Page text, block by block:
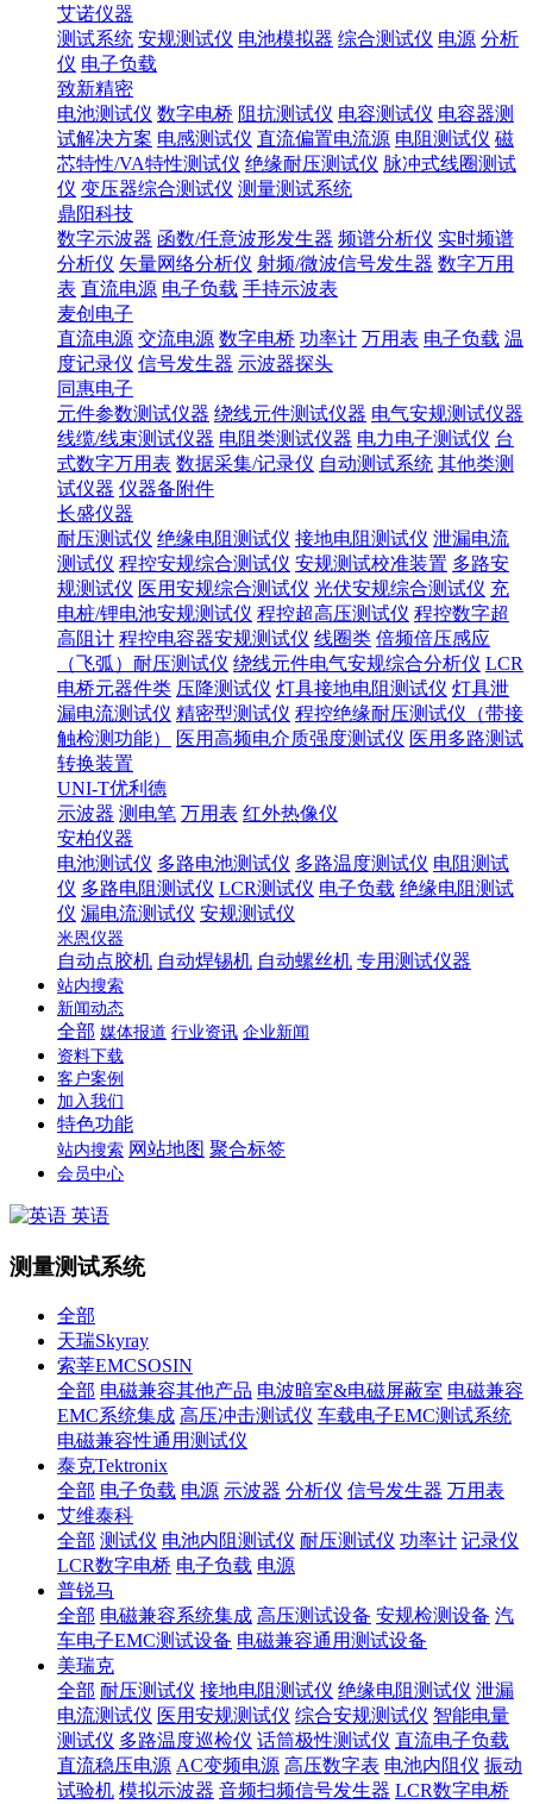
艾诺仪器
测试系统 安规测试仪 电池模拟器 综合测试仪 电源 分析
仪 电子负载
致新精密
电池测试仪 数字电桥 阻抗测试仪 电容测试仪 电容器测
试解决方案 电感测试仪 直流偏置电流源 电阻测试仪 磁
芯特性/VA特性测试仪 绝缘耐压测试仪 脉冲式线圈测试
仪 变压器综合测试仪 测量测试系统
鼎阳科技
数字示波器 函数/任意波形发生器 频谱分析仪 实时频谱
分析仪 矢量网络分析仪 射频/微波信号发生器 数字万用
表 直流电源 电子负载 手持示波表
麦创电子
直流电源 交流电源 数字电桥 功率计 万用表 电子负载 温
度记录仪 信号发生器 示波器探头
同惠电子
元件参数测试仪器 绕线元件测试仪器 电气安规测试仪器
线缆/线束测试仪器 电阻类测试仪器 电力电子测试仪 台
式数字万用表 数据采集/记录仪 自动测试系统 其他类测
试仪器 仪器备附件
长盛仪器
耐压测试仪 绝缘电阻测试仪 接地电阻测试仪 泄漏电流
测试仪 程控安规综合测试仪 安规测试校准装置 多路安
规测试仪 医用安规综合测试仪 光伏安规综合测试仪 充
电桩/锂电池安规测试仪 程控超高压测试仪 程控数字超
高阻计 程控电容器安规测试仪 线圈类 倍频倍压感应
（飞弧）耐压测试仪 绕线元件电气安规综合分析仪 LCR
电桥元器件类 压降测试仪 灯具接地电阻测试仪 灯具泄
漏电流测试仪 精密型测试仪 程控绝缘耐压测试仪（带接
触检测功能）
医用高频电介质强度测试仪 医用多路测试
转换装置
UNI-T优利德
示波器 测电笔 万用表 红外热像仪
安柏仪器
电池测试仪 多路电池测试仪 多路温度测试仪 电阻测试
仪 多路电阻测试仪 LCR测试仪 电子负载 绝缘电阻测试
仪 漏电流测试仪 安规测试仪
米恩仪器
自动点胶机 自动焊锡机 自动螺丝机 专用测试仪器
站内搜索
新闻动态
全部 媒体报道 行业资讯 企业新闻
资料下载
客户案例
加入我们
特色功能
站内搜索 网站地图 聚合标签
会员中心
英语
测量测试系统
全部
天瑞Skyray
索莘EMCSOSIN
全部 电磁兼容其他产品 电波暗室&电磁屏蔽室 电磁兼容
EMC系统集成 高压冲击测试仪 车载电子EMC测试系统
电磁兼容性通用测试仪
泰克Tektronix
全部 电子负载 电源 示波器 分析仪 信号发生器 万用表
艾维泰科
全部 测试仪 电池内阻测试仪 耐压测试仪 功率计 记录仪
LCR数字电桥 电子负载 电源
普锐马
全部 电磁兼容系统集成 高压测试设备 安规检测设备 汽
车电子EMC测试设备 电磁兼容通用测试设备
美瑞克
全部 耐压测试仪 接地电阻测试仪 绝缘电阻测试仪 泄漏
电流测试仪 医用安规测试仪 综合安规测试仪 智能电量
测试仪 多路温度巡检仪 话筒极性测试仪 直流电子负载
直流稳压电源 AC变频电源 高压数字表 电池内阻仪 振动
试验机 模拟示波器 音频扫频信号发生器 LCR数字电桥